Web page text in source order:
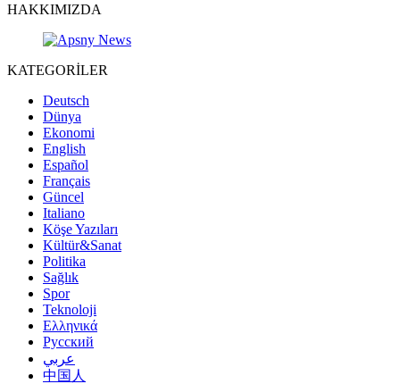
HAKKIMIZDA
KATEGORİLER
Deutsch
Dünya
Ekonomi
English
Español
Français
Güncel
Italiano
Köşe Yazıları
Kültür&Sanat
Politika
Sağlık
Spor
Teknoloji
Ελληνικά
Русский
عربي
中国人